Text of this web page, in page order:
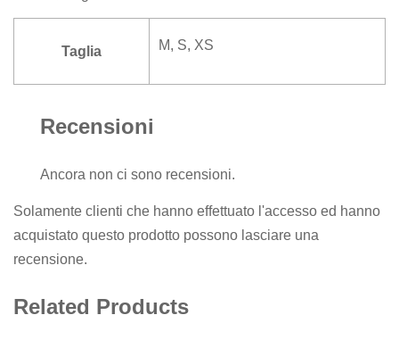
Taglia M, S, XS
Recensioni
Ancora non ci sono recensioni.
Solamente clienti che hanno effettuato l'accesso ed hanno
acquistato questo prodotto possono lasciare una
recensione.
Related Products